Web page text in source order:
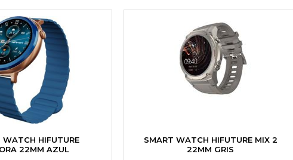
WATCH HIFUTURE
22MM AZUL
SMART WATCH HIFUTURE MIX 2
22MM GRIS